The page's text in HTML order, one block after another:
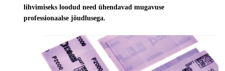
lihvimiseks loodud need ühendavad mugavuse
professionaalse jõudlusega.